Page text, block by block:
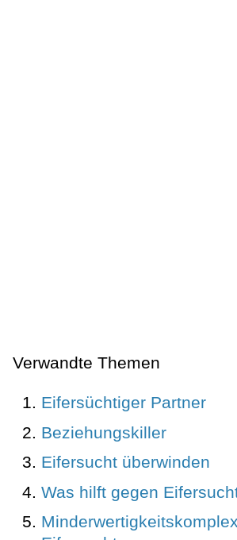
Verwandte Themen
Eifersüchtiger Partner
Beziehungskiller
Eifersucht überwinden
Was hilft gegen